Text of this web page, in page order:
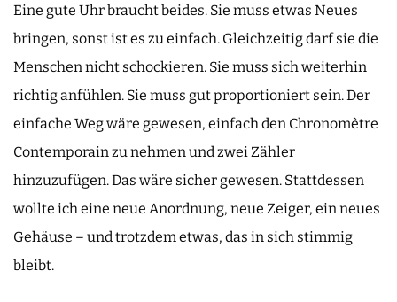
Eine gute Uhr braucht beides. Sie muss etwas Neues
bringen, sonst ist es zu einfach. Gleichzeitig darf sie die
Menschen nicht schockieren. Sie muss sich weiterhin
richtig anfühlen. Sie muss gut proportioniert sein. Der
einfache Weg wäre gewesen, einfach den Chronomètre
Contemporain zu nehmen und zwei Zähler
hinzuzufügen. Das wäre sicher gewesen. Stattdessen
wollte ich eine neue Anordnung, neue Zeiger, ein neues
Gehäuse – und trotzdem etwas, das in sich stimmig
bleibt.